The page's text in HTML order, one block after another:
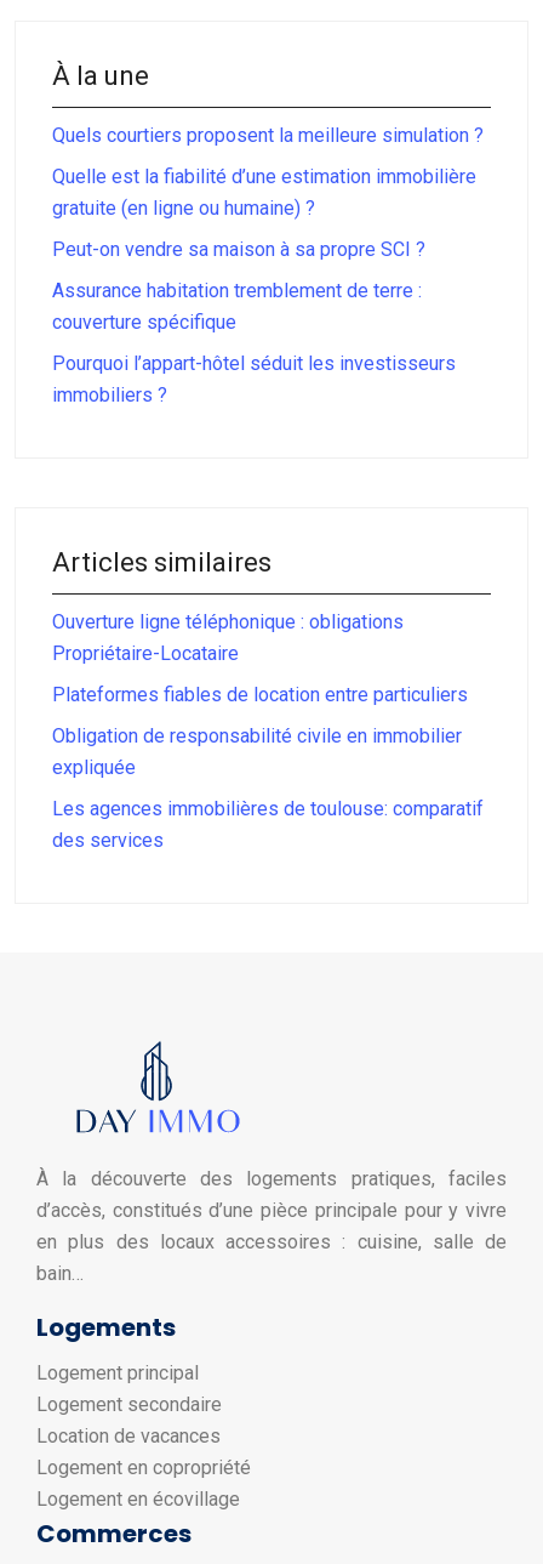
À la une
Quels courtiers proposent la meilleure simulation ?
Quelle est la fiabilité d’une estimation immobilière
gratuite (en ligne ou humaine) ?
Peut-on vendre sa maison à sa propre SCI ?
Assurance habitation tremblement de terre :
couverture spécifique
Pourquoi l’appart-hôtel séduit les investisseurs
immobiliers ?
Articles similaires
Ouverture ligne téléphonique : obligations
Propriétaire-Locataire
Plateformes fiables de location entre particuliers
Obligation de responsabilité civile en immobilier
expliquée
Les agences immobilières de toulouse: comparatif
des services
À la découverte des logements pratiques, faciles
d’accès, constitués d’une pièce principale pour y vivre
en plus des locaux accessoires : cuisine, salle de
bain…
Logements
Logement principal
Logement secondaire
Location de vacances
Logement en copropriété
Logement en écovillage
Commerces